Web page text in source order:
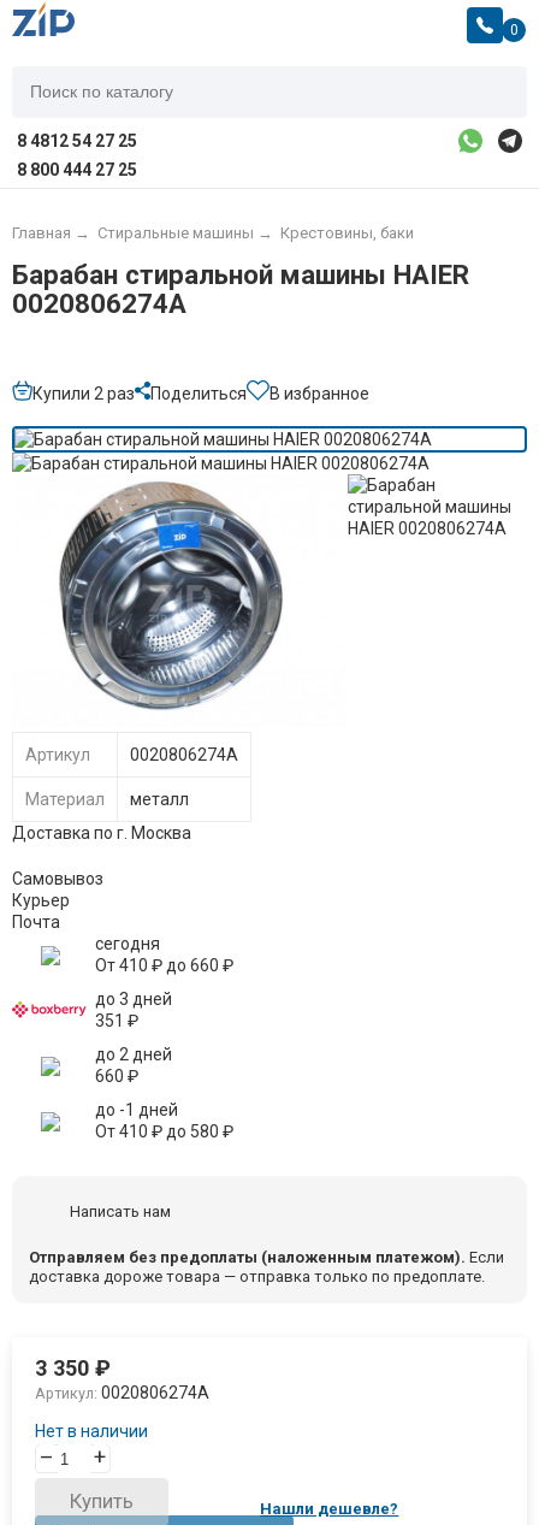
0
8 4812 54 27 25
8 800 444 27 25
Главная → Стиральные машины → Крестовины, баки
Барабан стиральной машины HAIER
0020806274A
Купили 2 раз Поделиться В избранное
Артикул 0020806274A
Материал
металл
Доставка по г. Москва
Самовывоз
Курьер
Почта
сегодня
От 410 ₽ до 660 ₽
до 3 дней
351 ₽
до 2 дней
660 ₽
до -1 дней
От 410 ₽ до 580 ₽
Написать нам
Отправляем без предоплаты (наложенным платежом). Если
доставка дороже товара — отправка только по предоплате.
3 350₽
Артикул: 0020806274A
Нет в наличии
– +
Купить Нашли дешевле?